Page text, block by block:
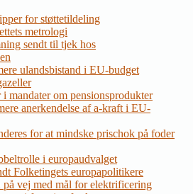
for støttetildeling
metrologi
sendt til tjek hos
ulandsbistand i EU-budget
mandater om pensionsprodukter
anerkendelse af a-kraft i EU-
for at mindske prischok på foder
i europaudvalget
Folketingets europapolitikere
vej med mål for elektrificering